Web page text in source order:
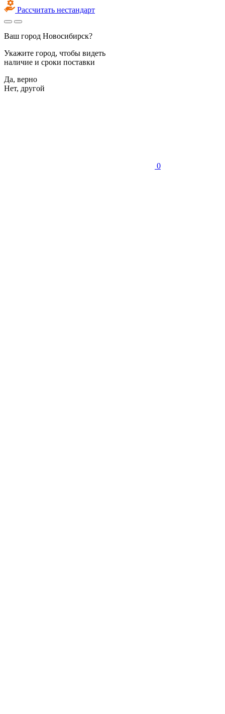
Рассчитать нестандарт
Ваш город Новосибирск?
Укажите город, чтобы видеть
наличие и сроки поставки
Да, верно
Нет, другой
0